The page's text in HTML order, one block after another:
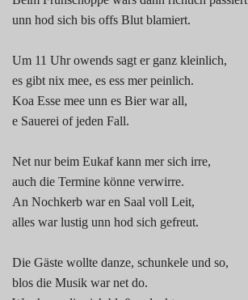
unn hod sich bis offs Blut blamiert.
Um 11 Uhr owends sagt er ganz kleinlich,
es gibt nix mee, es ess mer peinlich.
Koa Esse mee unn es Bier war all,
e Sauerei of jeden Fall.
Net nur beim Eukaf kann mer sich irre,
auch die Termine könne verwirre.
An Nochkerb war en Saal voll Leit,
alles war lustig unn hod sich gefreut.
Die Gäste wollte danze, schunkele und so,
blos die Musik war net do.